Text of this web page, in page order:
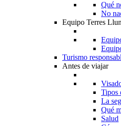
Qué
No
Equipo Terres
Turismo
Antes de viajar
Tipos
La
Qué
Salud